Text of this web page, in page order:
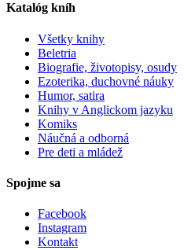
Katalóg kníh
Všetky knihy
Beletria
Biografie, životopisy, osudy
Ezoterika, duchovné náuky
Humor, satira
Knihy v Anglickom jazyku
Komiks
Náučná a odborná
Pre deti a mládež
Spojme sa
Facebook
Instagram
Kontakt